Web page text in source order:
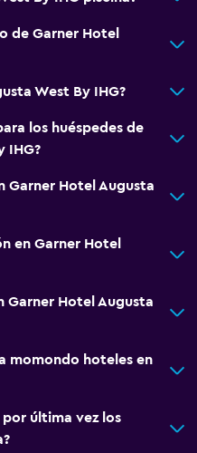
de Garner Hotel
West By IHG?
los huéspedes de
IHG?
Garner Hotel Augusta
en Garner Hotel
Garner Hotel Augusta
momondo hoteles en
última vez los